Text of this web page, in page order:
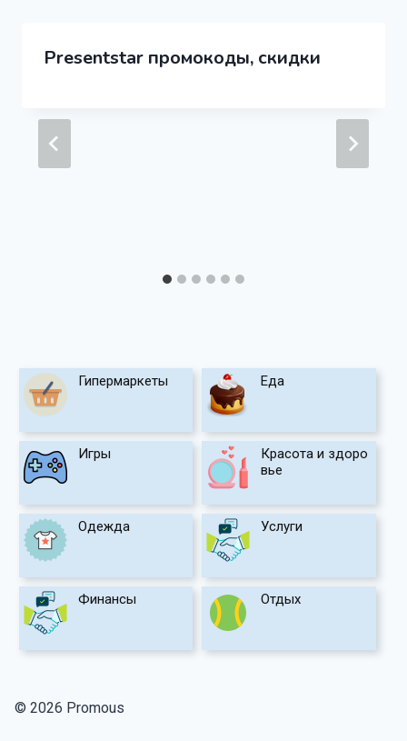
Presentstar промокоды, скидки
Гипермаркеты Еда
Игры
Красота и здоро
вье
Одежда Услуги
Финансы Отдых
© 2026 Promous